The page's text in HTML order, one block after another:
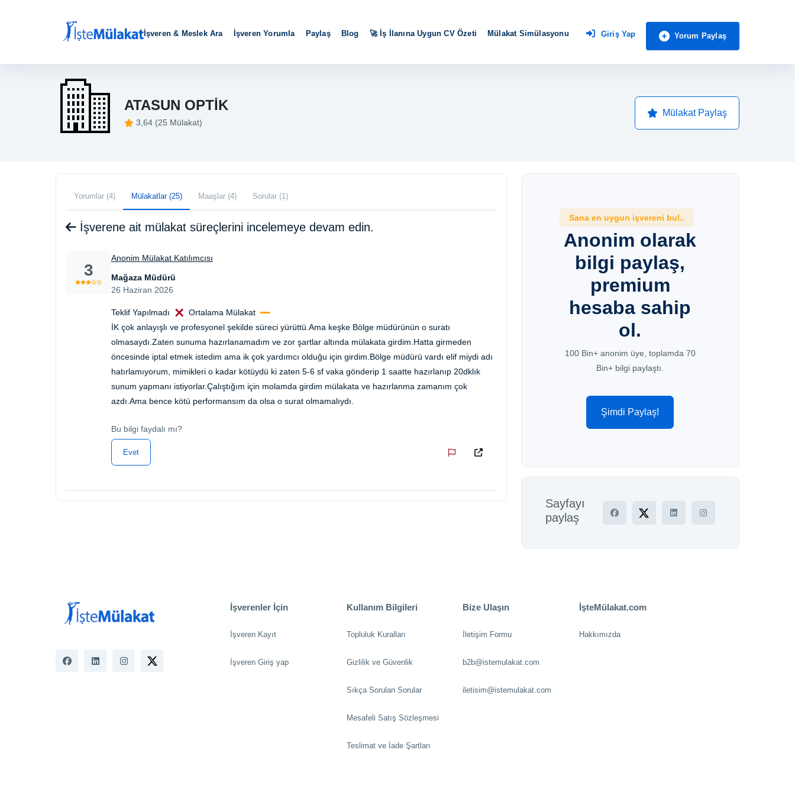
İşveren & Meslek Ara İşveren Yorumla Paylaş Blog 🚀 İş İlanına Uygun CV Özeti Mülakat Simülasyonu Giriş Yap Yorum Paylaş
ATASUN OPTİK
3,64 (25 Mülakat)
Mülakat Paylaş
Yorumlar (4) Mülakatlar (25) Maaşlar (4) Sorular (1)
İşverene ait mülakat süreçlerini incelemeye devam edin.
3
Anonim Mülakat Katılımcısı
Mağaza Müdürü
26 Haziran 2026
Teklif Yapılmadı
Ortalama Mülakat
İK çok anlayışlı ve profesyonel şekilde süreci yürüttü.Ama keşke Bölge müdürünün o suratı
olmasaydı.Zaten sunuma hazırlanamadım ve zor şartlar altında mülakata girdim.Hatta girmeden
öncesinde iptal etmek istedim ama ik çok yardımcı olduğu için girdim.Bölge müdürü vardı elif miydi adı
hatırlamıyorum, mimikleri o kadar kötüydü ki zaten 5-6 sf vaka gönderip 1 saatte hazırlanıp 20dklık
sunum yapmanı istiyorlar.Çalıştığım için molamda girdim mülakata ve hazırlanma zamanım çok
azdı.Ama bence kötü performansım da olsa o surat olmamalıydı.
Bu bilgi faydalı mı?
Evet
Sana en uygun işvereni bul..
Anonim olarak
bilgi paylaş,
premium
hesaba sahip
ol.
100 Bin+ anonim üye, toplamda 70
Bin+ bilgi paylaştı.
Şimdi Paylaş!
Sayfayı
paylaş
İşverenler İçin
İşveren Kayıt
İşveren Giriş yap
Kullanım Bilgileri
Topluluk Kuralları
Gizlilik ve Güvenlik
Sıkça Sorulan Sorular
Mesafeli Satış Sözleşmesi
Teslimat ve İade Şartları
Bize Ulaşın
İletişim Formu
b2b@istemulakat.com
iletisim@istemulakat.com
İşteMülakat.com
Hakkımızda